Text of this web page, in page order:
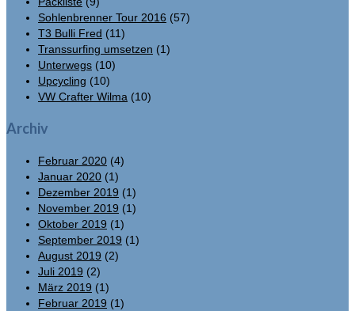
Sohlenbrenner Tour 2016 (57)
T3 Bulli Fred (11)
Transsurfing umsetzen (1)
Unterwegs (10)
Upcycling (10)
VW Crafter Wilma (10)
Archiv
Februar 2020 (4)
Januar 2020 (1)
Dezember 2019 (1)
November 2019 (1)
Oktober 2019 (1)
September 2019 (1)
August 2019 (2)
Juli 2019 (2)
März 2019 (1)
Februar 2019 (1)